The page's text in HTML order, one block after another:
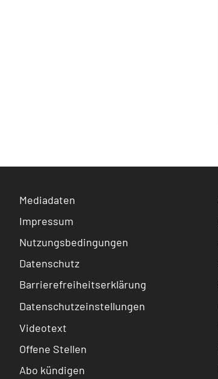
Mediadaten
Impressum
Nutzungsbedingungen
Datenschutz
Barrierefreiheitserklärung
Datenschutzeinstellungen
Videotext
Offene Stellen
Abo kündigen